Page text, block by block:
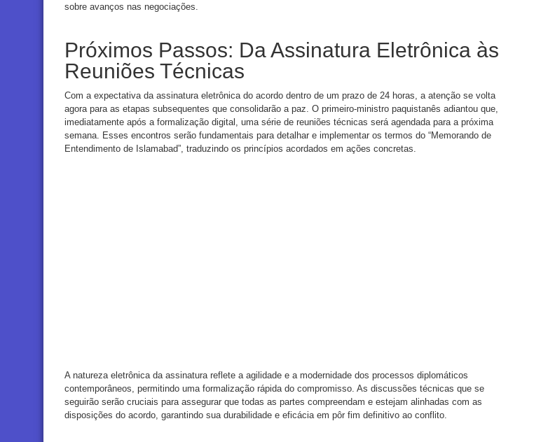
sobre avanços nas negociações.
Próximos Passos: Da Assinatura Eletrônica às
Reuniões Técnicas
Com a expectativa da assinatura eletrônica do acordo dentro de um prazo de 24 horas, a atenção se volta
agora para as etapas subsequentes que consolidarão a paz. O primeiro-ministro paquistanês adiantou que,
imediatamente após a formalização digital, uma série de reuniões técnicas será agendada para a próxima
semana. Esses encontros serão fundamentais para detalhar e implementar os termos do “Memorando de
Entendimento de Islamabad”, traduzindo os princípios acordados em ações concretas.
A natureza eletrônica da assinatura reflete a agilidade e a modernidade dos processos diplomáticos
contemporâneos, permitindo uma formalização rápida do compromisso. As discussões técnicas que se
seguirão serão cruciais para assegurar que todas as partes compreendam e estejam alinhadas com as
disposições do acordo, garantindo sua durabilidade e eficácia em pôr fim definitivo ao conflito.